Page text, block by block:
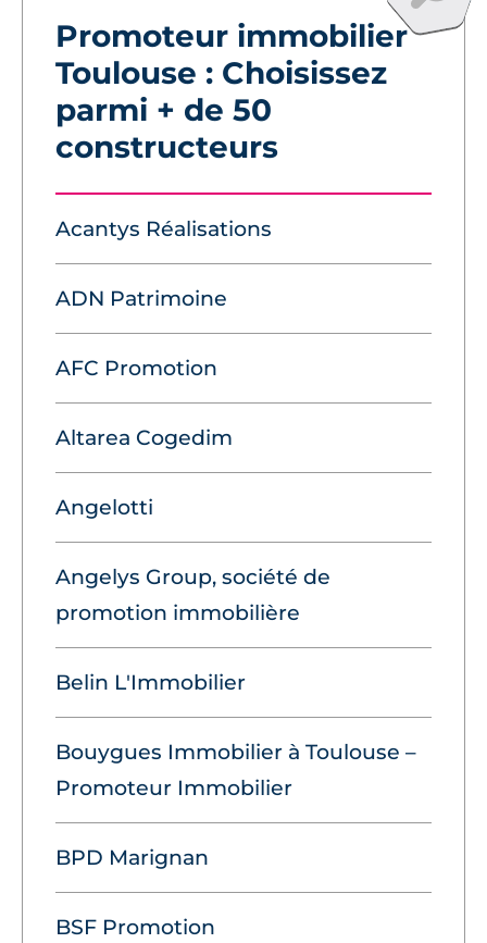
Promoteur immobilier
Toulouse : Choisissez
parmi + de 50
constructeurs
Acantys Réalisations
ADN Patrimoine
AFC Promotion
Altarea Cogedim
Angelotti
Angelys Group, société de
promotion immobilière
Belin L'Immobilier
Bouygues Immobilier à Toulouse –
Promoteur Immobilier
BPD Marignan
BSF Promotion